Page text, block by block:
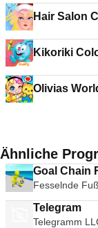
Hair Salon
Kikoriki
Olivias
Ähnliche
Goal Chain
Fesselnde
Telegram
Telegramm